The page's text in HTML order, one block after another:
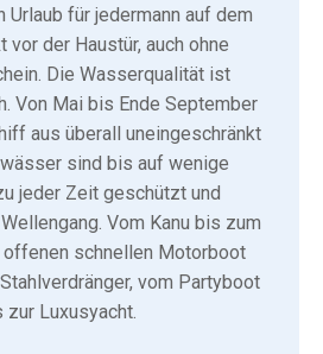
Urlaub für jedermann auf dem
vor der Haustür, auch ohne
Die Wasserqualität ist
Von Mai bis Ende September
aus überall uneingeschränkt
sind bis auf wenige
jeder Zeit geschützt und
Vom Kanu bis zum
offenen schnellen Motorboot
vom Partyboot
zur Luxusyacht.